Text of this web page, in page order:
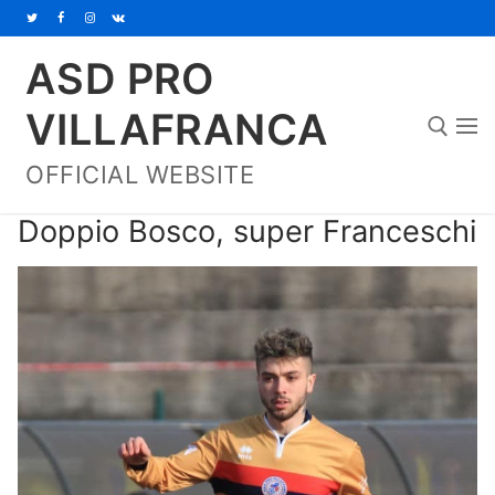
al
contenuto
ASD PRO
VILLAFRANCA
OFFICIAL WEBSITE
Cerca:
Home
Doppio Bosco, super Franceschi